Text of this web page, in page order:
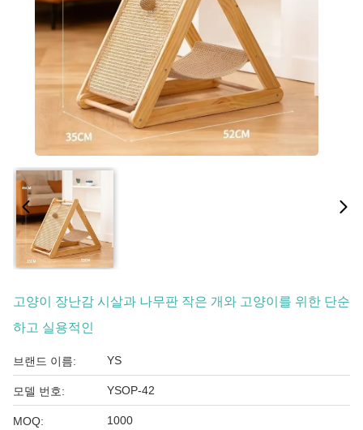
고양이 장난감 시살과 나무판 작은 개와 고양이를 위한 단순
하고 실용적인
브랜드 이름: YS
모델 번호: YSOP-42
MOQ: 1000